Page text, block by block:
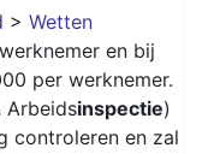
> Wetten
en bij
per werknemer.
Arbeidsinspectie)
controleren en zal